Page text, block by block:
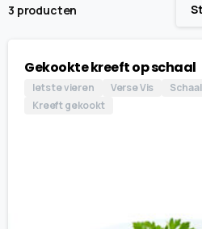
3 producten
Gekookte kreeft op schaal
Iets te vieren Verse Vis
Kreeft gekookt